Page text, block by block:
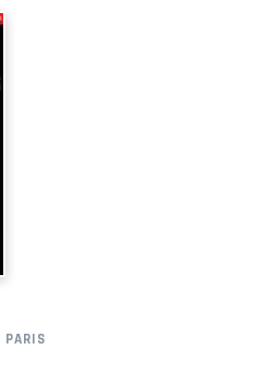
PARIS